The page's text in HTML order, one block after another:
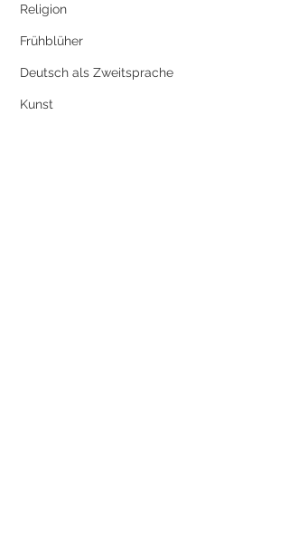
Religion
Frühblüher
Deutsch als Zweitsprache
Kunst